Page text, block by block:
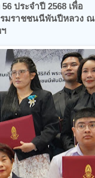
ประจำปี 2568 เพื่อ
รมราชชนนีพันปีหลวง ณ